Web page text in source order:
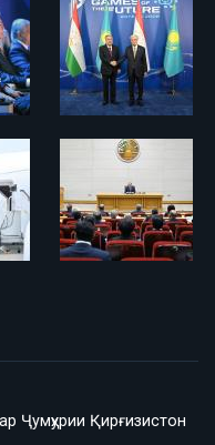
Ҷумҳурии Қирғизистон